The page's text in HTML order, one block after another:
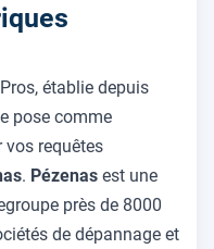
établie depuis
pose comme
vos requêtes
. Pézenas est une
près de 8000
de dépannage et